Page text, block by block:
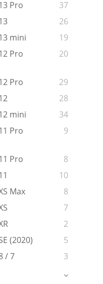
Pro
37
26
mini
19
Pro
20
Pro
29
28
mini
34
Pro
9
Pro
8
10
Max
8
7
2
(2020)
5
/ 7
3